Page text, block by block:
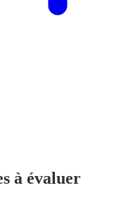
à évaluer